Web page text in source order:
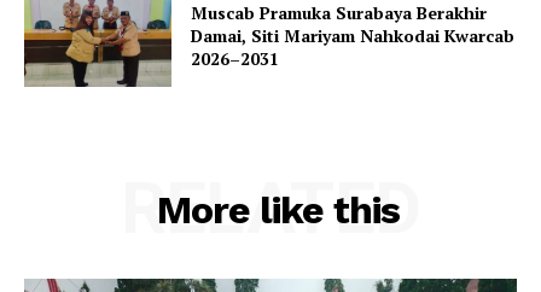
Muscab Pramuka Surabaya Berakhir
Damai, Siti Mariyam Nahkodai Kwarcab
2026–2031
More like this
RELATED